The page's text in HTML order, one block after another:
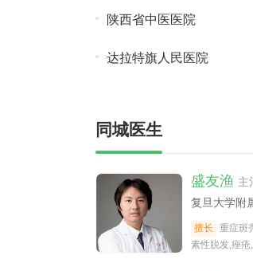
陕西省中医医院
达拉特旗人民医院
同城医生
盛友渔 主
复旦大学附
擅长
重症斑
素性脱发,痤